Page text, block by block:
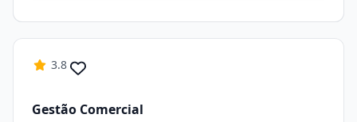
3.8
Gestão Comercial